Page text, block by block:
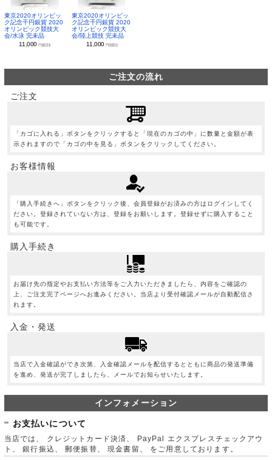
東京2020オリンピッ
ク記念千円銀貨 2020
オリンピック競技大
会/水泳 完未品
11,000円(税別)
東京2020オリンピッ
ク記念千円銀貨 2020
オリンピック競技大
会/陸上競技 完未品
11,000 円(税別)
ご注文の流れ
ご注文
「カゴに入れる」ボタンをクリックすると「現在のカゴの中」に数量と金額が表
示されますので「カゴの中を見る」ボタンをクリックしてください。
お客様情報
「購入手続きへ」ボタンをクリック後、会員登録がお済みの方はログインしてく
ださい。登録されていない方は、登録をお願いします。登録せずに購入すること
も可能です。
購入手続き
お届け先の指定やお支払い方法等をご入力いただきましたら、内容をご確認の
上、ご注文完了ページへお進みください。当店より受付確認メールが自動配信さ
れます。
入金・発送
当店で入金確認ができ次第、入金確認メールを配信するとともに商品の発送準備
を進め、発送が完了しましたら、メールでお知らせいたします。
インフォメーション
お支払いについて
当店では、 クレジットカード決済、 PayPal エクスプレスチェックアウ
ト、 銀行振込、 郵便振替、 現金書留、 をご用意しております。